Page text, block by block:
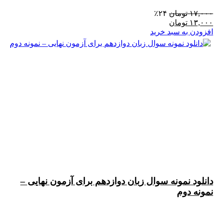
۱۷,۰۰۰ تومان ۲۴٪
۱۳,۰۰۰ تومان
افزودن به سبد خرید
دانلود نمونه سوال زبان دوازدهم برای آزمون نهایی –
نمونه دوم